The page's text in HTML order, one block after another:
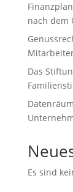
nach dem
Das
Es sind